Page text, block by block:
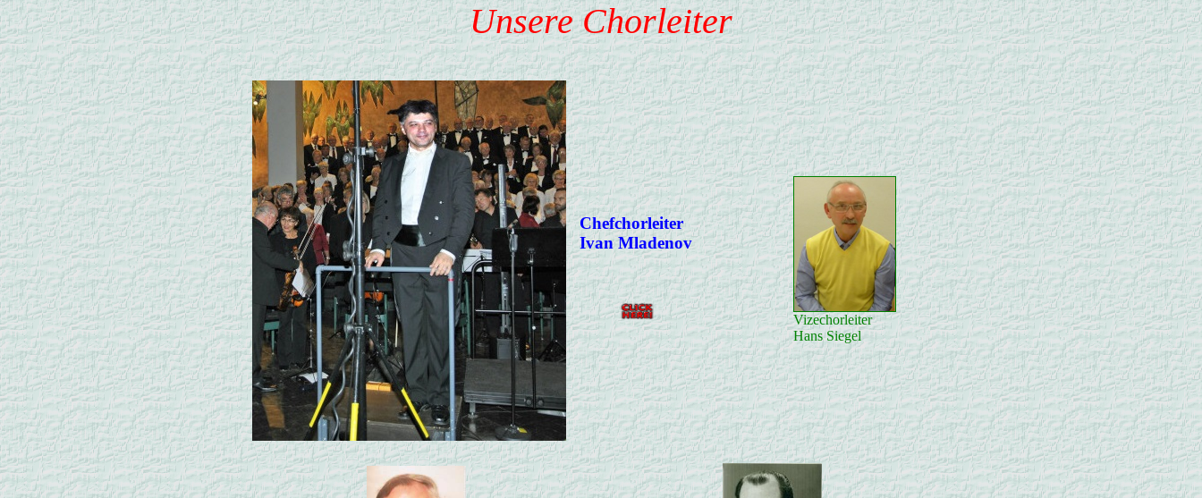
Unsere Chorleiter
Chefchorleiter
Ivan Mladenov
Vizechorleiter
Hans Siegel